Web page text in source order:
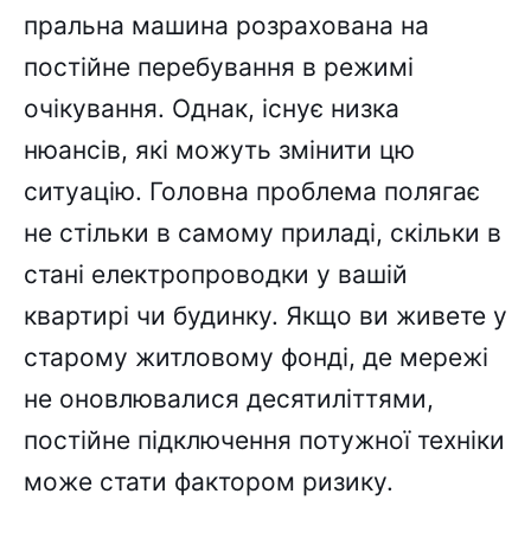
пральна машина розрахована на
постійне перебування в режимі
очікування. Однак, існує низка
нюансів, які можуть змінити цю
ситуацію. Головна проблема полягає
не стільки в самому приладі, скільки в
стані електропроводки у вашій
квартирі чи будинку. Якщо ви живете у
старому житловому фонді, де мережі
не оновлювалися десятиліттями,
постійне підключення потужної техніки
може стати фактором ризику.